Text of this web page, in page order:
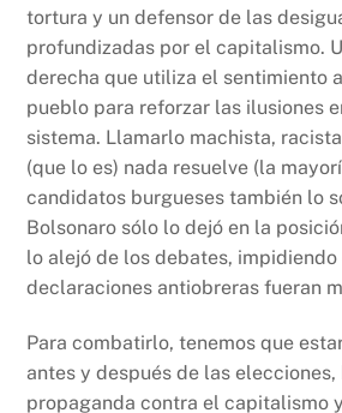
tortura y un defensor de las
profundizadas por el capitalismo.
derecha que utiliza el sentimiento
pueblo para reforzar las ilusiones
sistema. Llamarlo machista,
(que lo es) nada resuelve (la
candidatos burgueses también lo
Bolsonaro sólo lo dejó en la
lo alejó de los debates, impidiendo
declaraciones antiobreras fueran
Para combatirlo, tenemos que
antes y después de las elecciones,
propaganda contra el capitalismo